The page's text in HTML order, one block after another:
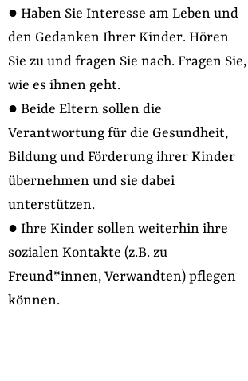
● Haben Sie Interesse am Leben und
den Gedanken Ihrer Kinder. Hören
Sie zu und fragen Sie nach. Fragen Sie,
wie es ihnen geht.
● Beide Eltern sollen die
Verantwortung für die Gesundheit,
Bildung und Förderung ihrer Kinder
übernehmen und sie dabei
unterstützen.
● Ihre Kinder sollen weiterhin ihre
sozialen Kontakte (z.B. zu
Freund*innen, Verwandten) pflegen
können.